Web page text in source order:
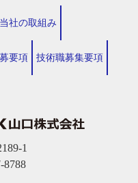
当社の取組み
要項 技術職募集要項
1
8788